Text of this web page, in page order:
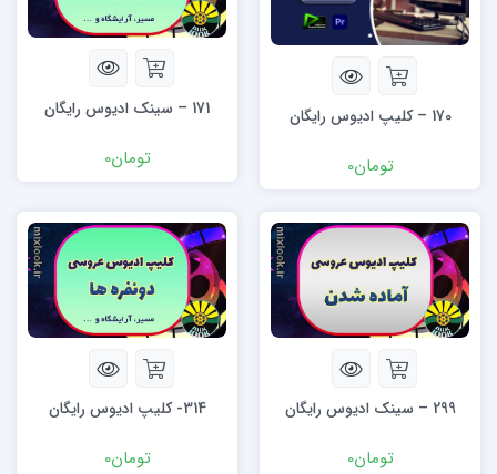
170 – کلیپ ادیوس رایگان
تومان0
171 – سینک ادیوس رایگان
تومان0
299 – سینک ادیوس رایگان
تومان0
314- کلیپ ادیوس رایگان
تومان0